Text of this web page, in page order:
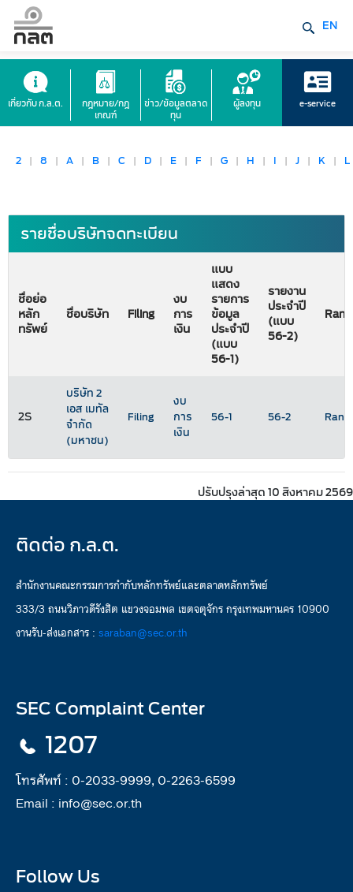
EN
เกี่ยวกับ ก.ล.ต.
กฎหมาย/กฎ
เกณฑ์
ข่าว/ข้อมูลตลาด
ทุน
ผู้ลงทุน e-service
2 | 8 | A | B | C | D | E | F | G | H | I | J | K | L
รายชื่อบริษัทจดทะเบียน
ชื่อย่อ
หลัก
ทรัพย์
ชื่อบริษัท Filing
งบ
การ
เงิน
แบบ
แสดง
รายการ
ข้อมูล
ประจำปี
(แบบ
56-1)
รายงาน
ประจำปี
(แบบ
56-2)
2S
บริษัท 2
เอส เมทัล
จำกัด
(มหาชน)
Filing
งบ
การ
เงิน
56-1 56-2
ปรับปรุงล่าสุด 10 สิงหาคม 2569
ติดต่อ ก.ล.ต.
สำนักงานคณะกรรมการกำกับหลักทรัพย์และตลาดหลักทรัพย์
333/3 ถนนวิภาวดีรังสิต แขวงจอมพล เขตจตุจักร กรุงเทพมหานคร 10900
งานรับ-ส่งเอกสาร : saraban@sec.or.th
SEC Complaint Center
1207
โทรศัพท์ : 0-2033-9999, 0-2263-6599
Email : info@sec.or.th
Follow Us